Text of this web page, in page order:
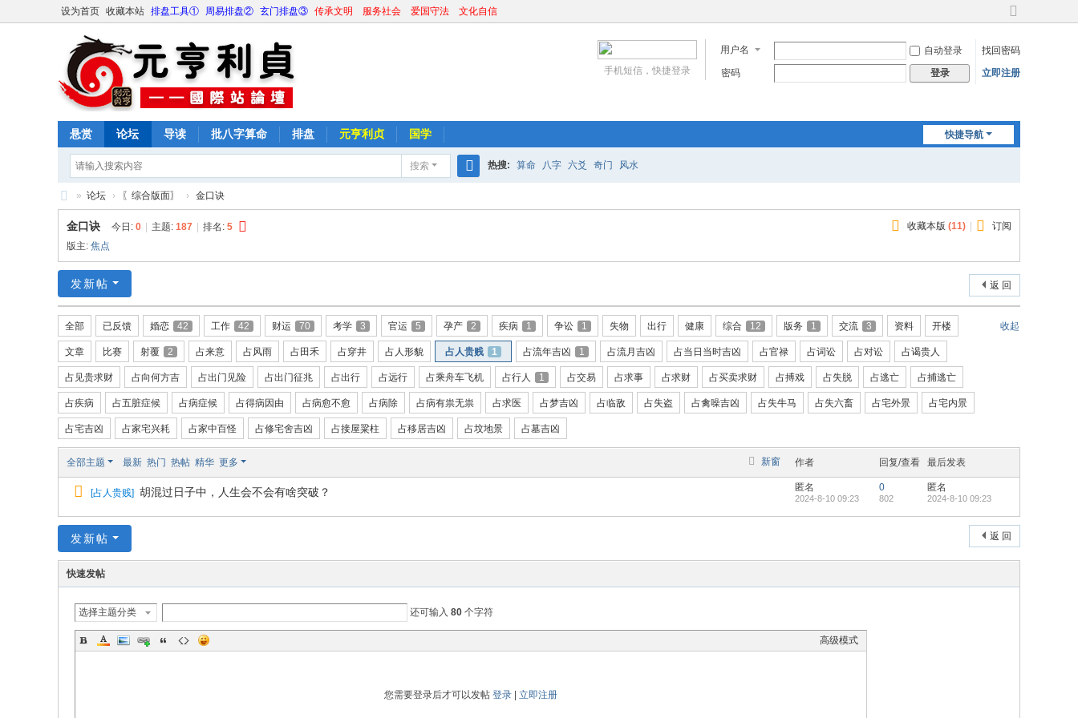
设为首页 收藏本站 排盘工具① 周易排盘② 玄门排盘③ 传承文明 服务社会 爱国守法 文化自信
切
到
宽
用户名 自动登录
找回密码
密码
登录 立即注册
手机短信，快捷登录
快捷导航
悬赏 论坛 导读 批八字算命 排盘 元亨利贞 国学
搜索
索
热搜: 算命 八字 六爻 奇门 风水
亨
利
网
论
坛
国
际
站
» 论坛 › 〖综合版面〗 › 金口诀
收藏本版 (11) 订阅
金口诀 今日: 0 主题: 187 排名: 5
版主: 焦点
返 回
发新帖
收起
全部 已反馈 婚恋 42 工作 42 财运 70 考学 3 官运 5 孕产 2 疾病 1 争讼 1 失物 出行 健康 综合 12 版务 1 交流 3 资料 开楼
文章 比赛 射覆 2 占来意 占风雨 占田禾 占穿井 占人形貌 占人贵贱 1 占流年吉凶 1 占流月吉凶 占当日当时吉凶 占官禄 占词讼 占对讼 占谒贵人
占见贵求财 占向何方吉 占出门见险 占出门征兆 占出行 占远行 占乘舟车飞机 占行人 1 占交易 占求事 占求财 占买卖求财 占搏戏 占失脱 占逃亡 占捕逃亡
占疾病 占五脏症候 占病症候 占得病因由 占病愈不愈 占病除 占病有祟无祟 占求医 占梦吉凶 占临敌 占失盗 占禽噪吉凶 占失牛马 占失六畜 占宅外景 占宅内景
占宅吉凶 占家宅兴耗 占家中百怪 占修宅舍吉凶 占接屋粱柱 占移居吉凶 占坟地景 占墓吉凶
新窗
全部主题 最新 热门 热帖 精华 更多 作者 回复/查看 最后发表
[占人贵贱] 胡混过日子中，人生会不会有啥突破？ 匿名
2024-8-10 09:23
0
802
匿名
2024-8-10 09:23
返 回
发新帖
快速发帖
选择主题分类 还可输入 80 个字符
高级模式
您需要登录后才可以发帖 登录 立即注册